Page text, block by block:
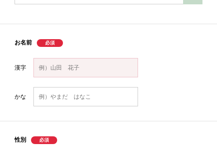
お名前
漢字
かな
性別